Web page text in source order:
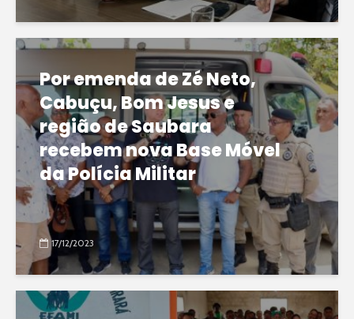
Por emenda de Zé Neto,
Cabuçu, Bom Jesus e
região de Saubara
recebem nova Base Móvel
da Polícia Militar
17/12/2023